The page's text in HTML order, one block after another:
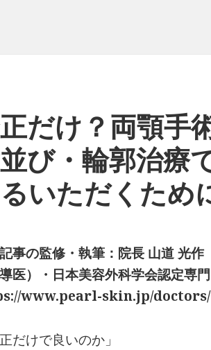
だけ？両顎手
び・輪郭治療
いただくため
事の監修・執筆：院長 山道 光
導医）・日本美容外科学会認定専
www.pearl-skin.jp/doctors/
正だけで良いのか」